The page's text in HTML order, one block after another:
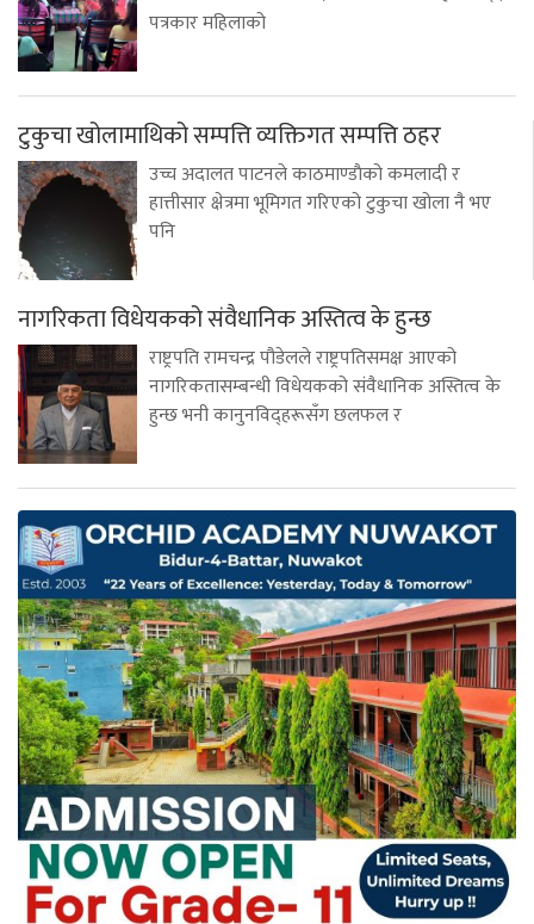
पत्रकार महिलाको
टुकुचा खोलामाथिको सम्पत्ति व्यक्तिगत सम्पत्ति ठहर
उच्च अदालत पाटनले काठमाण्डाैको कमलादी र
हात्तीसार क्षेत्रमा भूमिगत गरिएको टुकुचा खोला नै भए
पनि
नागरिकता विधेयकको संवैधानिक अस्तित्व के हुन्छ
राष्ट्रपति रामचन्द्र पौडेलले राष्ट्रपतिसमक्ष आएको
नागरिकतासम्बन्धी विधेयकको संवैधानिक अस्तित्व के
हुन्छ भनी कानुनविद्हरूसँग छलफल र